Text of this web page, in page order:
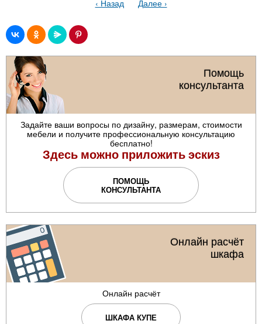
‹ Назад Далее ›
Помощь
консультанта
Задайте ваши вопросы по дизайну, размерам, стоимости
мебели и получите профессиональную консультацию
бесплатно!
Здесь можно приложить эскиз
ПОМОЩЬ
КОНСУЛЬТАНТА
Онлайн расчёт
шкафа
Онлайн расчёт
ШКАФА КУПЕ